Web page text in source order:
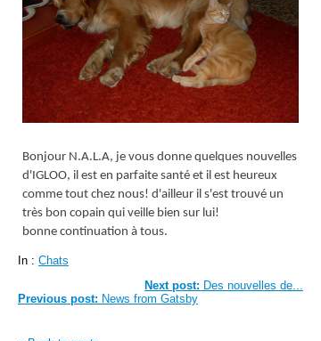
Bonjour N.A.L.A, je vous donne quelques nouvelles
d'IGLOO, il est en parfaite santé et il est heureux
comme tout chez nous! d'ailleur il s'est trouvé un
très bon copain qui veille bien sur lui!
bonne continuation à tous.
In : Chats
Next post: Des nouvelles de...
Previous post: News from Gatsby